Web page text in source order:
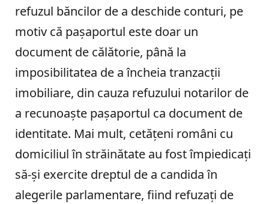
refuzul băncilor de a deschide conturi, pe
motiv că pașaportul este doar un
document de călătorie, până la
imposibilitatea de a încheia tranzacții
imobiliare, din cauza refuzului notarilor de
a recunoaște pașaportul ca document de
identitate. Mai mult, cetățeni români cu
domiciliul în străinătate au fost împiedicați
să-și exercite dreptul de a candida în
alegerile parlamentare, fiind refuzați de